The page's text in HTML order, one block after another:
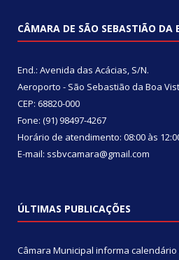
CÂMARA DE SÃO SEBASTIÃO DA
End.: Avenida das Acácias, S/N.
Aeroporto - São Sebastião da Boa
CEP: 68820-000
Fone: (91) 98497-4267
Horário de atendimento: 08:00 às
E-mail: ssbvcamara@gmail.com
ÚLTIMAS PUBLICAÇÕES
Câmara Municipal informa